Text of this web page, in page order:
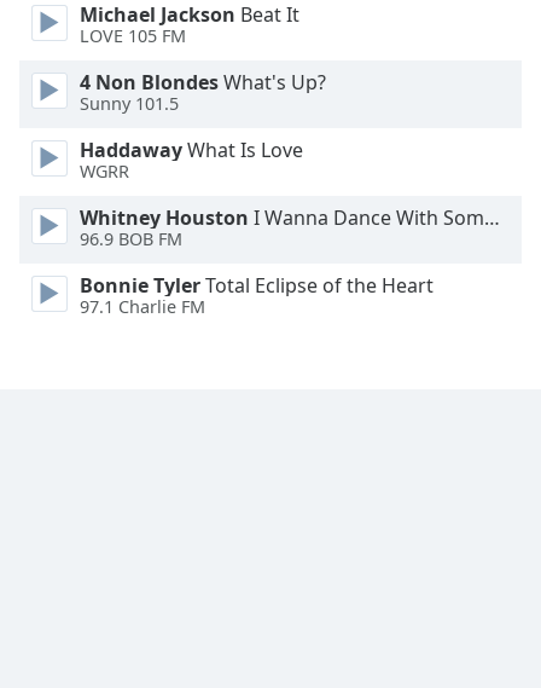
Style
Font
Family
Reset
Michael Jackson Beat It
LOVE 105 FM
4 Non BlondesWhat's Up?
Sunny 101.5
HaddawayWhat Is Love
WGRR
Whitney Houston I Wanna Dance With Somebody
96.9 BOB FM
Bonnie TylerTotal Eclipse of the Heart
97.1 Charlie FM